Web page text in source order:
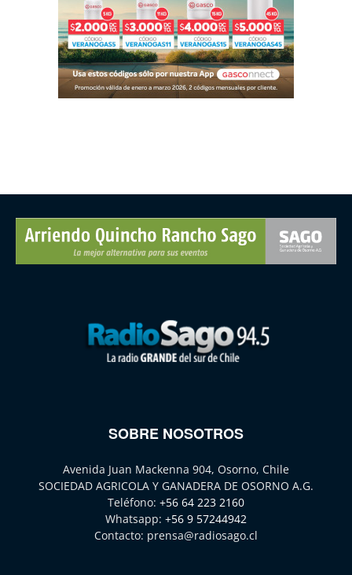
SOBRE NOSOTROS
Avenida Juan Mackenna 904, Osorno, Chile
SOCIEDAD AGRICOLA Y GANADERA DE OSORNO A.G.
Teléfono: +56 64 223 2160
Whatsapp: +56 9 57244942
Contacto: prensa@radiosago.cl